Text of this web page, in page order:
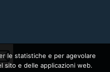
le statistiche e per agevolare
sito e delle applicazioni web.